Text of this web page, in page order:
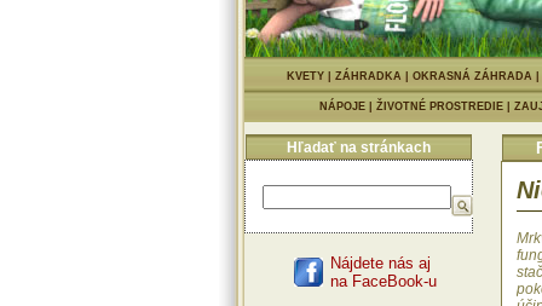
KVETY ZÁHRADKA OKRASNÁ ZÁHRADA
NÁPOJE ŽIVOTNÉ PROSTREDIE
Hľadať na stránkach
Nájdete nás aj
na FaceBook-u